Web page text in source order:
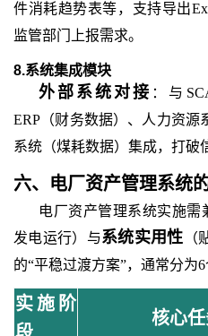
件消耗趋势表等，支持导出
监管部门上报需求。
8.系统集成模块
外部系统对接 ：与
ERP（财务数据）、人力资源
系统（煤耗数据）集成，打破
六、 电厂资产管理系统
电厂资产管理系统实施需
发电运行）与系统实用性 （
的“平稳过渡方案”， 通常分为6
实施阶
核心